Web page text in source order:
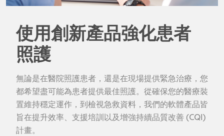
使用創新產品強化患者
照護
無論是在醫院照護患者，還是在現場提供緊急治療，您
都希望盡可能為患者提供最佳照護。從確保您的醫療裝
置維持穩定運作，到檢視急救資料，我們的軟體產品皆
旨在提升效率、支援培訓以及增強持續品質改善 (CQI)
計畫。